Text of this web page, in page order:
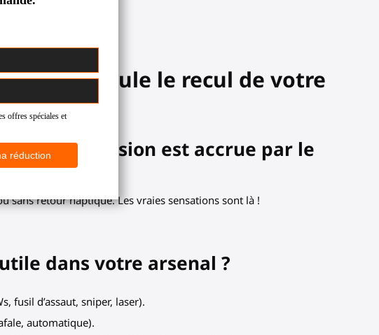
qui simule le recul de votre
immersion est accrue par le
sans retour haptique. Les vraies sensations sont là !
dans votre arsenal ?
fusil d’assaut, sniper, laser).
automatique).